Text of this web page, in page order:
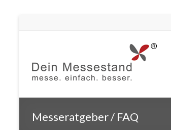
Messeratgeber / FAQ